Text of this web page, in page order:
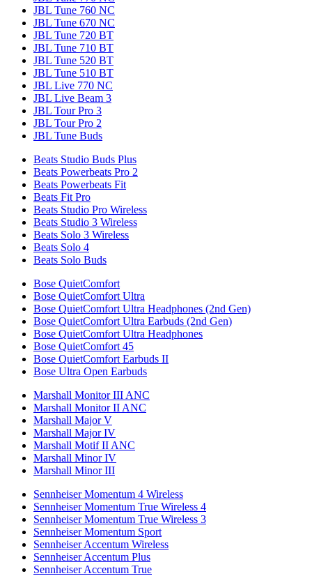
JBL Tune 760 NC
JBL Tune 670 NC
JBL Tune 720 BT
JBL Tune 710 BT
JBL Tune 520 BT
JBL Tune 510 BT
JBL Live 770 NC
JBL Live Beam 3
JBL Tour Pro 3
JBL Tour Pro 2
JBL Tune Buds
Beats Studio Buds Plus
Beats Powerbeats Pro 2
Beats Powerbeats Fit
Beats Fit Pro
Beats Studio Pro Wireless
Beats Studio 3 Wireless
Beats Solo 3 Wireless
Beats Solo 4
Beats Solo Buds
Bose QuietComfort
Bose QuietComfort Ultra
Bose QuietComfort Ultra Headphones (2nd Gen)
Bose QuietComfort Ultra Earbuds (2nd Gen)
Bose QuietComfort Ultra Headphones
Bose QuietComfort 45
Bose QuietComfort Earbuds II
Bose Ultra Open Earbuds
Marshall Monitor III ANC
Marshall Monitor II ANC
Marshall Major V
Marshall Major IV
Marshall Motif II ANC
Marshall Minor IV
Marshall Minor III
Sennheiser Momentum 4 Wireless
Sennheiser Momentum True Wireless 4
Sennheiser Momentum True Wireless 3
Sennheiser Momentum Sport
Sennheiser Accentum Wireless
Sennheiser Accentum Plus
Sennheiser Accentum True